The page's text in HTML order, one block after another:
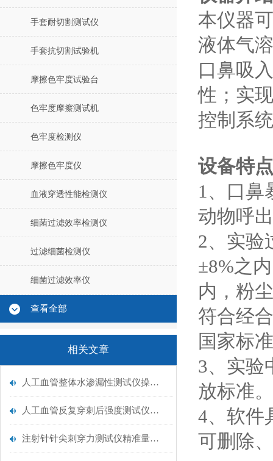
手套耐切割测试仪
手套抗切割试验机
摩擦色牢度试验台
色牢度摩擦测试机
色牢度检测仪
摩擦色牢度仪
血液穿透性能检测仪
细菌过滤效率检测仪
过滤细菌检测仪
细菌过滤效率仪
查看全部
相关文章
人工血管整体水渗漏性测试仪操作中最容易出错的步骤
人工血管反复穿刺后强度测试仪是什么？透析患者的“生命管“质量靠它把关！
注射针针尖刺穿力测试仪精准量化针尖锋利度，构筑临床安全防线
本仪器
液体气
口鼻吸
性；实
控制系
设备特
1、口鼻
动物呼
2、实验
±8%之
内，粉
符合经
国家标
3、实验
放标准。
4、软件
可删除